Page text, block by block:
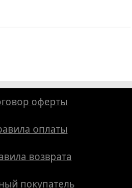
оферты
оплаты
возврата
покупатель